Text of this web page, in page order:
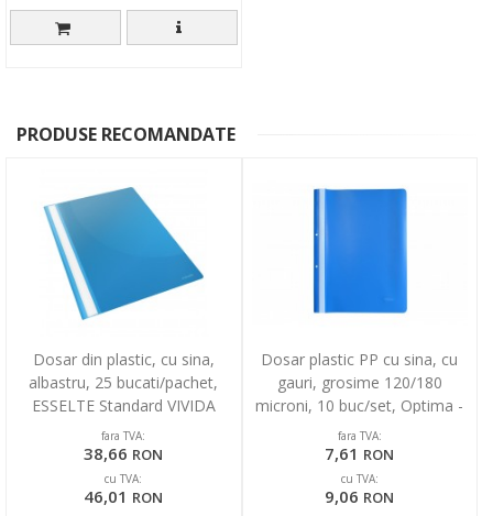
PRODUSE RECOMANDATE
Dosar din plastic, cu sina,
albastru, 25 bucati/pachet,
ESSELTE Standard VIVIDA
fara TVA:
38,66 RON
cu TVA:
46,01 RON
Dosar plastic PP cu sina, cu
gauri, grosime 120/180
microni, 10 buc/set, Optima -
albastru
fara TVA:
7,61 RON
cu TVA:
9,06 RON